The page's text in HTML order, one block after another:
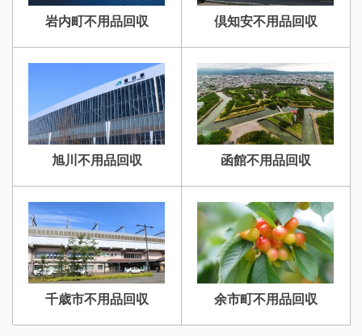
岩内町不用品回収 倶知安不用品回収
旭川不用品回収 函館不用品回収
千歳市不用品回収 余市町不用品回収